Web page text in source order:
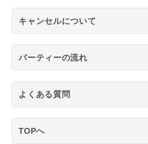
キャンセルについて
パーティーの流れ
よくある質問
TOPへ